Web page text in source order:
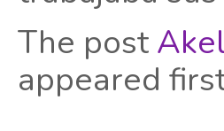
The post
appeared